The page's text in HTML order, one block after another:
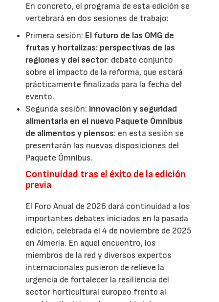
En concreto, el programa de esta edición se
vertebrará en dos sesiones de trabajo:
Primera sesión: El futuro de las OMG de
frutas y hortalizas: perspectivas de las
regiones y del sector: debate conjunto
sobre el impacto de la reforma, que estará
prácticamente finalizada para la fecha del
evento.
Segunda sesión: Innovación y seguridad
alimentaria en el nuevo Paquete Ómnibus
de alimentos y piensos: en esta sesión se
presentarán las nuevas disposiciones del
Paquete Ómnibus.
Continuidad tras el éxito de la edición
previa
El Foro Anual de 2026 dará continuidad a los
importantes debates iniciados en la pasada
edición, celebrada el 4 de noviembre de 2025
en Almería. En aquel encuentro, los
miembros de la red y diversos expertos
internacionales pusieron de relieve la
urgencia de fortalecer la resiliencia del
sector horticultural europeo frente al